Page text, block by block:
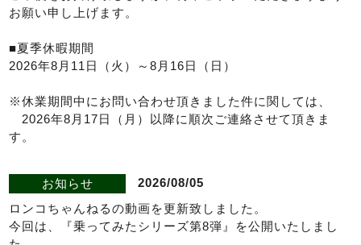
お願い申し上げます。
■夏季休暇期間
2026年8月11日（火）～8月16日（日）
※休業期間中にお問い合わせ頂きました件に関しては、
2026年8月17日（月）以降に順次ご連絡させて頂きま
す。
お知らせ
2026/08/05
ロンコちゃんねるの動画を更新致しました。
今回は、『乗ってみたシリーズ第8弾』を公開いたしまし